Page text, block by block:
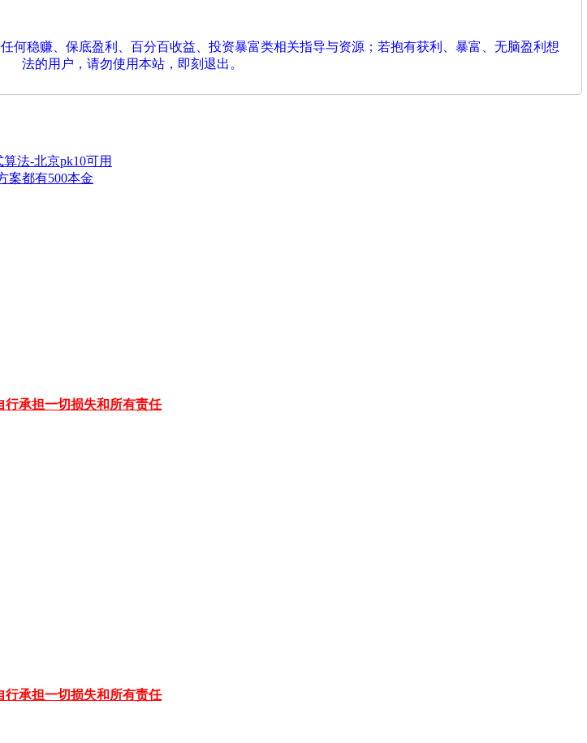
何稳赚、保底盈利、百分百收益、投资暴富类相关指导与资源；若抱有获利、暴富、无脑盈利想
法的用户，请勿使用本站，即刻退出。
法-北京pk10可用
案都有500本金
行承担一切损失和所有责任
行承担一切损失和所有责任